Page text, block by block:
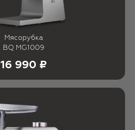
Мясорубка
BQ MG1009
16 990 ₽